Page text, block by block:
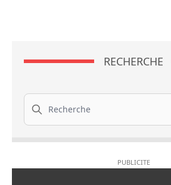
RECHERCHE
Recherche